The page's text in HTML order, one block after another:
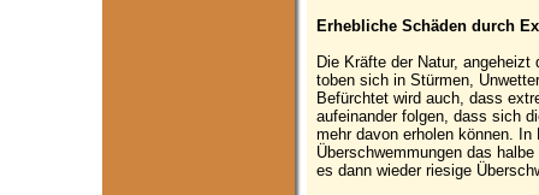
Erhebliche Schäden durch
Die Kräfte der Natur,
toben sich in Stürmen,
Befürchtet wird auch, dass
aufeinander folgen, dass sich
mehr davon erholen können.
Überschwemmungen das
es dann wieder riesige